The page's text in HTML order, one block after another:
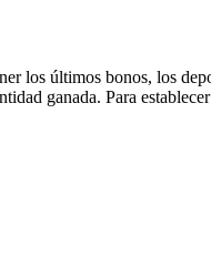
los últimos bonos, los
ganada. Para